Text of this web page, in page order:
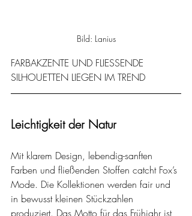
Bild: Lanius
FARBAKZENTE UND FLIESSENDE
SILHOUETTEN LIEGEN IM TREND
Leichtigkeit der Natur
Mit klarem Design, lebendig-sanften
Farben und fließenden Stoffen catcht Fox’s
Mode. Die Kollektionen werden fair und
in bewusst kleinen Stückzahlen
produziert. Das Motto für das Frühjahr ist